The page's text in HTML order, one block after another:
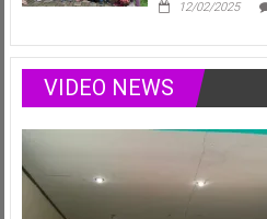
12/02/2025
VIDEO NEWS